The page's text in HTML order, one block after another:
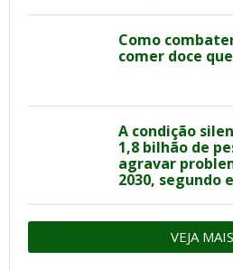
Como
comer doce
A condição
1,8 bilhão de
agravar
2030, segundo
VEJA MAIS